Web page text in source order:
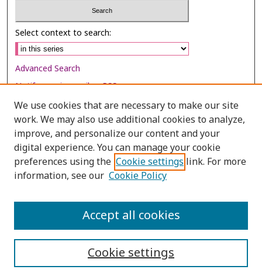
Select context to search:
Advanced Search
Notify me via email orRSS
Browse
Collections
Disciplines
Authors
We use cookies that are necessary to make our site
work. We may also use additional cookies to analyze,
improve, and personalize our content and your
digital experience. You can manage your cookie
preferences using the Cookie settings link. For more
information, see our Cookie Policy
Cookie settings
Accept all cookies